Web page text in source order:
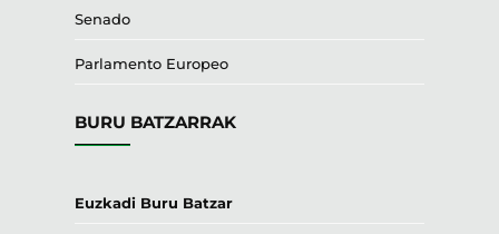
Senado
Parlamento Europeo
BURU BATZARRAK
Euzkadi Buru Batzar